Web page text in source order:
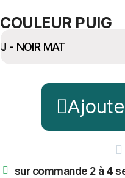
COULEUR PUIG

sur commande 2 à 4